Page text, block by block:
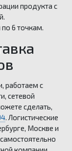
продукта с
6 точкам.
работаем с
сетевой
сделать,
. Логистические
Москве и